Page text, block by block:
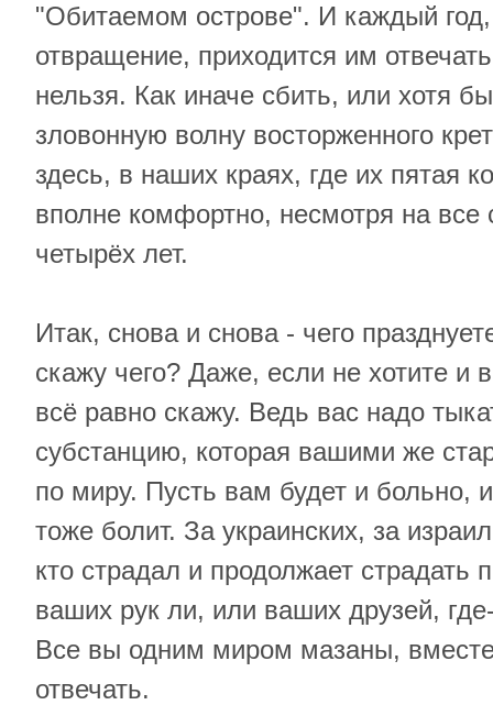
"Обитаемом острове". И каждый год,
отвращение, приходится им
нельзя. Как иначе сбить, или хотя
зловонную волну восторженного
здесь, в наших краях, где их пятая
вполне комфортно, несмотря на все
четырёх лет.
Итак, снова и снова - чего
скажу чего? Даже, если не хотите и
всё равно скажу. Ведь вас надо
субстанцию, которая вашими же
по миру. Пусть вам будет и больно,
тоже болит. За украинских, за
кто страдал и продолжает страдать
ваших рук ли, или ваших друзей,
Все вы одним миром мазаны,
отвечать.